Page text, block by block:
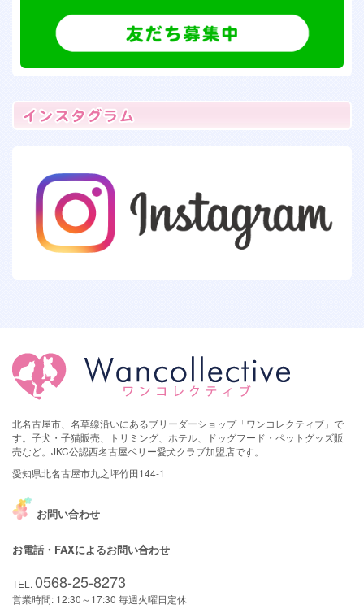
北名古屋市、名草線沿いにあるブリーダーショップ「ワンコレクティブ」で
す。子犬・子猫販売、トリミング、ホテル、ドッグフード・ペットグッズ販
売など。JKC公認西名古屋ベリー愛犬クラブ加盟店です。
愛知県北名古屋市九之坪竹田144-1
お問い合わせ
お電話・FAXによるお問い合わせ
TEL.0568-25-8273
営業時間: 12:30～17:30 毎週火曜日定休